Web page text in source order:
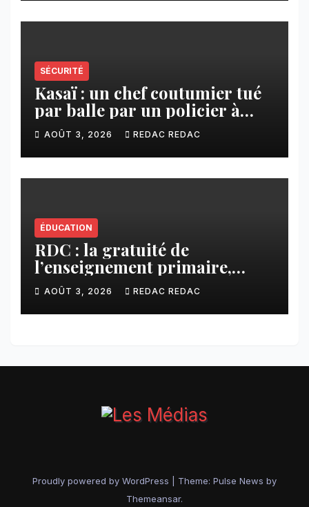
SÉCURITÉ
Kasaï : un chef coutumier tué
par balle par un policier à
Kamuesha, la tension monte
AOÛT 3, 2026 REDAC REDAC
ÉDUCATION
RDC : la gratuité de
l’enseignement primaire,
vision phare du Président
Félix Tshisekedi réaffirmée
par une circulaire du
AOÛT 3, 2026 REDAC REDAC
Proudly powered by WordPress Theme: Pulse News by
Themeansar.